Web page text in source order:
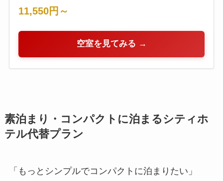
11,550円～
空室を見てみる →
素泊まり・コンパクトに泊まるシティホ
テル代替プラン
「もっとシンプルでコンパクトに泊まりたい」